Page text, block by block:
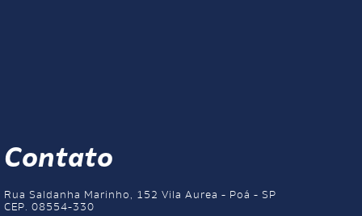
Contato
Rua Saldanha Marinho, 152 Vila Aurea - Poá - SP
CEP. 08554-330